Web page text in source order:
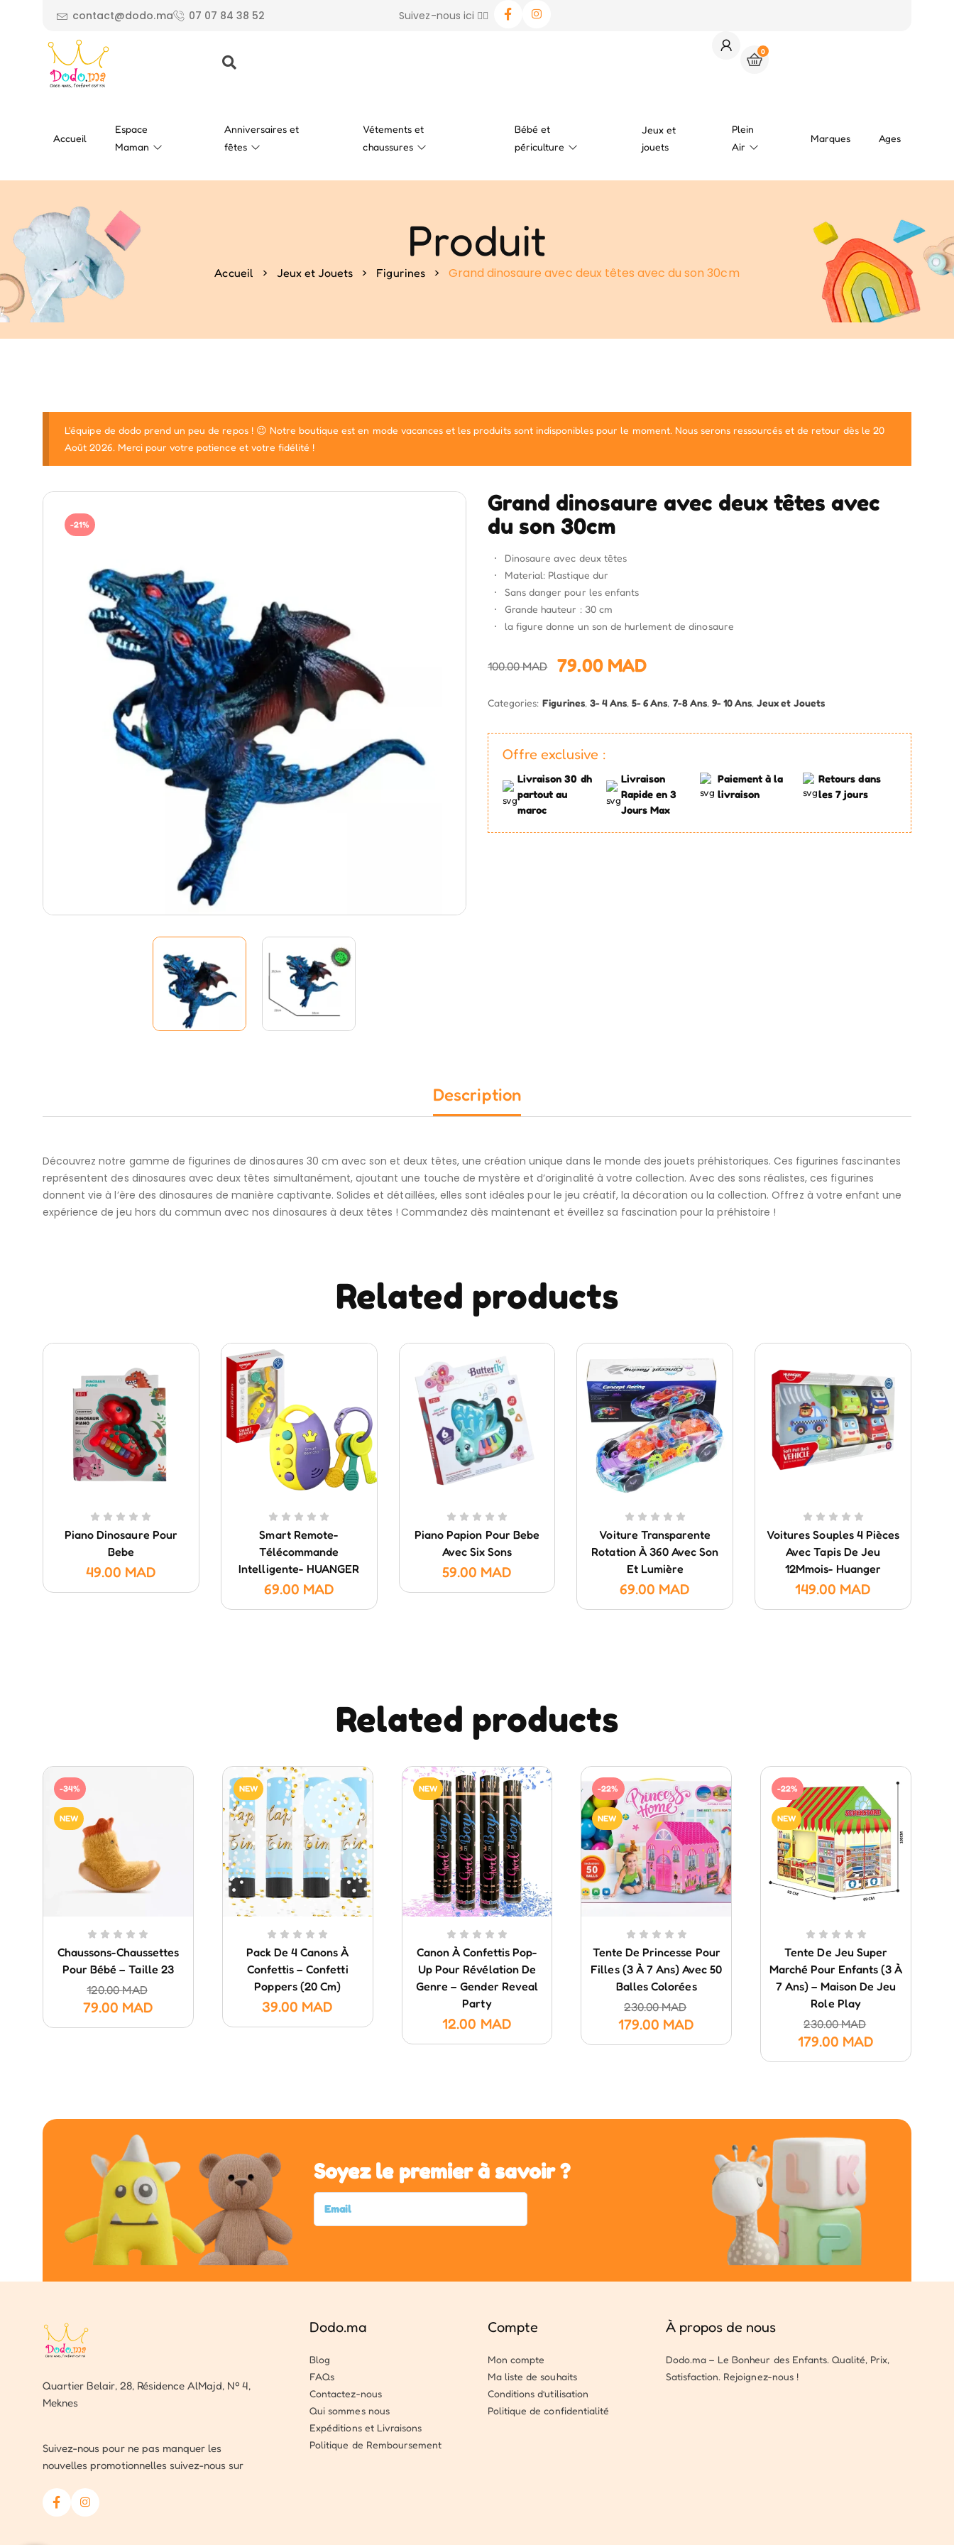
contact@dodo.ma 07 07 84 38 52 Suivez-nous ici 👉🏻
0
Accueil
Espace
Maman
Anniversaires et
fêtes
Vétements et
chaussures
Bébé et
périculture
Jeux et
jouets
Plein
Air
Marques Ages
Produit
Accueil > Jeux et Jouets > Figurines > Grand dinosaure avec deux têtes avec du son 30cm
L'équipe de dodo prend un peu de repos ! 😉 Notre boutique est en mode vacances et les produits sont indisponibles pour le moment. Nous serons ressourcés et de retour dès le 20
Août 2026. Merci pour votre patience et votre fidélité !
-21%
Grand dinosaure avec deux têtes avec
du son 30cm
Dinosaure avec deux têtes
Material: Plastique dur
Sans danger pour les enfants
Grande hauteur : 30 cm
la figure donne un son de hurlement de dinosaure
100.00MAD 79.00 MAD
Categories: Figurines, 3- 4 Ans,5- 6 Ans, 7-8 Ans, 9- 10 Ans,Jeux et Jouets
Offre exclusive :
Livraison 30 dh
partout au
maroc
Livraison
Rapide en 3
Jours Max
Paiement à la
livraison
Retours dans
les 7 jours
Description
Découvrez notre gamme de figurines de dinosaures 30 cm avec son et deux têtes, une création unique dans le monde des jouets préhistoriques. Ces figurines fascinantes
représentent des dinosaures avec deux têtes simultanément, ajoutant une touche de mystère et d’originalité à votre collection. Avec des sons réalistes, ces figurines
donnent vie à l’ère des dinosaures de manière captivante. Solides et détaillées, elles sont idéales pour le jeu créatif, la décoration ou la collection. Offrez à votre enfant une
expérience de jeu hors du commun avec nos dinosaures à deux têtes ! Commandez dès maintenant et éveillez sa fascination pour la préhistoire !
Related products
Piano Dinosaure Pour
Bebe
49.00 MAD
Smart Remote-
Télécommande
Intelligente- HUANGER
69.00 MAD
Piano Papion Pour Bebe
Avec Six Sons
59.00 MAD
Voiture Transparente
Rotation À 360 Avec Son
Et Lumière
69.00 MAD
Voitures Souples 4 Pièces
Avec Tapis De Jeu
12Mmois- Huanger
149.00 MAD
Related products
-34%
NEW
Chaussons-Chaussettes
Pour Bébé – Taille 23
120.00MAD
79.00 MAD
NEW
Pack De 4 Canons À
Confettis – Confetti
Poppers (20 Cm)
39.00 MAD
NEW
Canon À Confettis Pop-
Up Pour Révélation De
Genre – Gender Reveal
Party
12.00 MAD
-22%
NEW
Tente De Princesse Pour
Filles (3 À 7 Ans) Avec 50
Balles Colorées
230.00MAD
179.00 MAD
-22%
NEW
Tente De Jeu Super
Marché Pour Enfants (3 À
7 Ans) – Maison De Jeu
Role Play
230.00MAD
179.00 MAD
Soyez le premier à savoir ?
Quartier Belair, 28, Résidence AlMajd, Nº 4,
Meknes
Suivez-nous pour ne pas manquer les
nouvelles promotionnelles suivez-nous sur
Dodo.ma
Blog
FAQs
Contactez-nous
Qui sommes nous
Expéditions et Livraisons
Politique de Remboursement
Compte
Mon compte
Ma liste de souhaits
Conditions d’utilisation
Politique de confidentialité
À propos de nous
Dodo.ma – Le Bonheur des Enfants. Qualité, Prix,
Satisfaction. Rejoignez-nous !